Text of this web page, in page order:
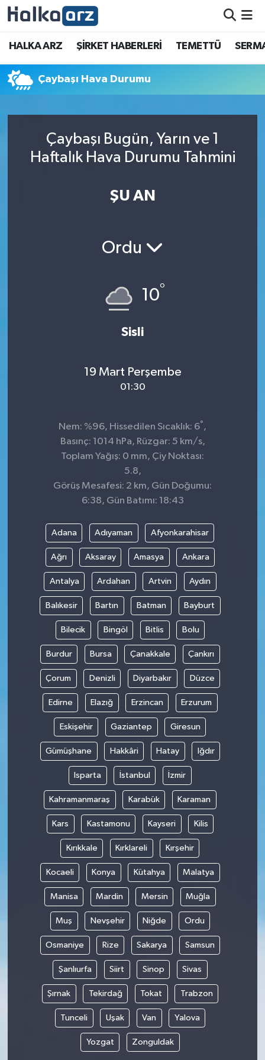
HALKA ARZ ŞİRKET HABERLERİ TEMETTÜ
Çaybaşı Hava Durumu
Çaybaşı Bugün, Yarın ve 1
Haftalık Hava Durumu Tahmini
ŞU AN
Ordu
10°
Sisli
19 Mart Perşembe
01:30
Nem: %96, Hissedilen Sıcaklık: 6°,
Basınç: 1014 hPa, Rüzgar: 5 km/s,
Toplam Yağış: 0 mm, Çiy Noktası:
5.8,
Görüş Mesafesi: 2 km, Gün Doğumu:
6:38, Gün Batımı: 18:43
Adana Adıyaman Afyonkarahisar
Ağrı Aksaray Amasya Ankara
Antalya Ardahan Artvin Aydın
Balıkesir Bartın Batman Bayburt
Bilecik Bingöl Bitlis Bolu
Burdur Bursa Çanakkale Çankırı
Çorum Denizli Diyarbakır Düzce
Edirne Elazığ Erzincan Erzurum
Eskişehir Gaziantep Giresun
Gümüşhane Hakkâri Hatay Iğdır
Isparta İstanbul İzmir
Kahramanmaraş Karabük Karaman
Kars Kastamonu Kayseri Kilis
Kırıkkale Kırklareli Kırşehir
Kocaeli Konya Kütahya Malatya
Manisa Mardin Mersin Muğla
Muş Nevşehir Niğde Ordu
Osmaniye Rize Sakarya Samsun
Şanlıurfa Siirt Sinop Sivas
Şırnak Tekirdağ Tokat Trabzon
Tunceli Uşak Van Yalova
Yozgat Zonguldak
HALKA ARZ
SERMAYE ARTIRIMI
TEMETTÜ
İletişim